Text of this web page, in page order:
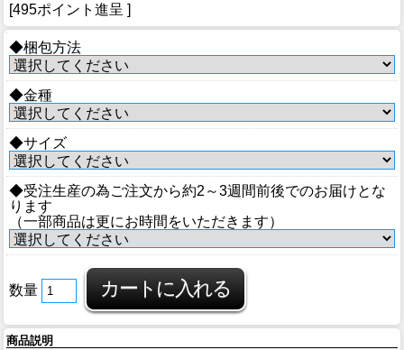
[495ポイント進呈 ]
◆梱包方法
◆金種
◆サイズ
◆受注生産の為ご注文から約2～3週間前後でのお届けとな
ります
（一部商品は更にお時間をいただきます）
数量
商品説明